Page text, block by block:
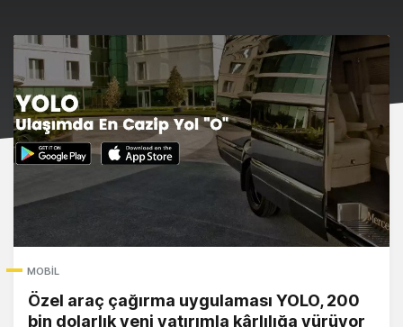
MOBIL
Özel araç çağırma uygulaması YOLO, 200
bin dolarlık yeni yatırımla kârlılığa yürüyor